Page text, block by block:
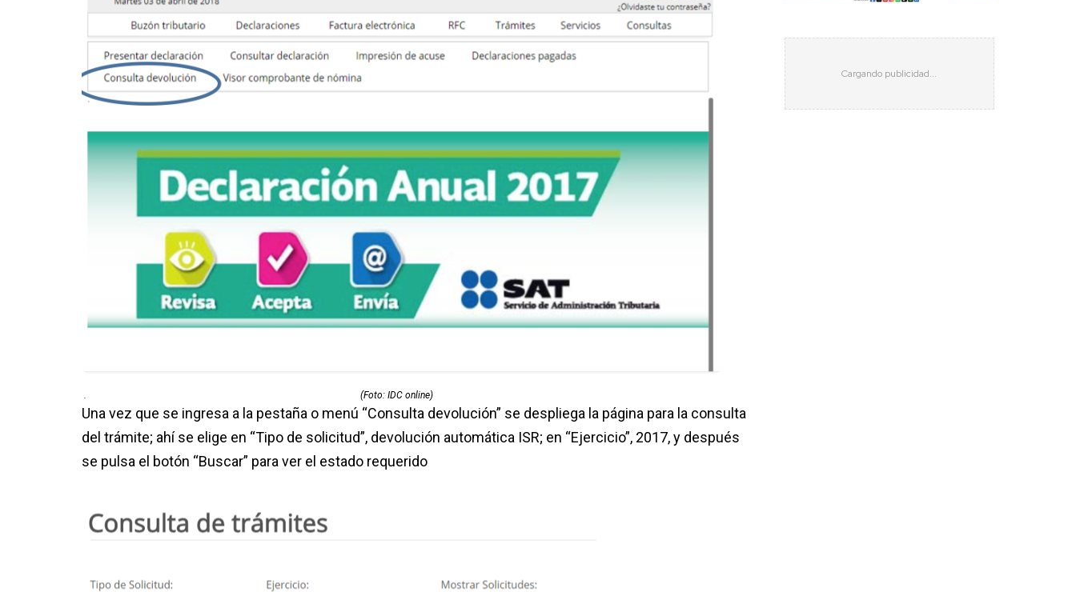
. (Foto: IDC online)
Una vez que se ingresa a la pestaña o menú “Consulta devolución” se despliega la página para la consulta
del trámite; ahí se elige en “Tipo de solicitud”, devolución automática ISR; en “Ejercicio”, 2017, y después
se pulsa el botón “Buscar” para ver el estado requerido